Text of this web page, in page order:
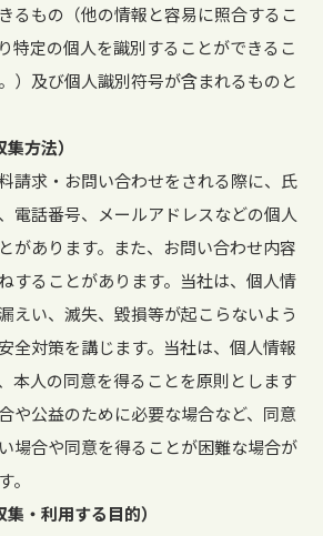
るもの（他の情報と容易に照合するこ
特定の個人を識別することができるこ
）及び個人識別符号が含まれるものと
方法）
請求・お問い合わせをされる際に、氏
電話番号、メールアドレスなどの個人
があります。また、お問い合わせ内容
することがあります。当社は、個人情
えい、滅失、毀損等が起こらないよう
全対策を講じます。当社は、個人情報
本人の同意を得ることを原則とします
や公益のために必要な場合など、同意
場合や同意を得ることが困難な場合が
。
・利用する目的）